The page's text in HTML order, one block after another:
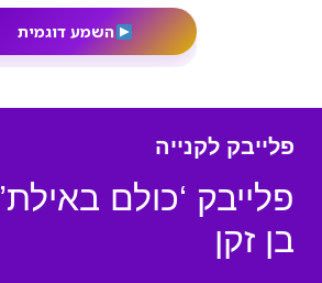
השמע דוגמית
פלייבק לקנייה
פלייבק ‘כולם
בן זקן